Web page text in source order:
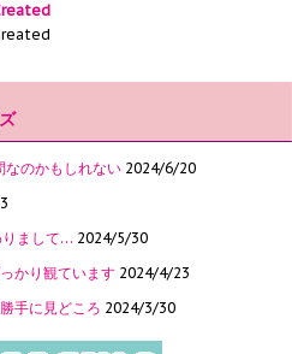
なのかもしれない 2024/6/20
りまして… 2024/5/30
かり観ています 2024/4/23
手に見どころ 2024/3/30